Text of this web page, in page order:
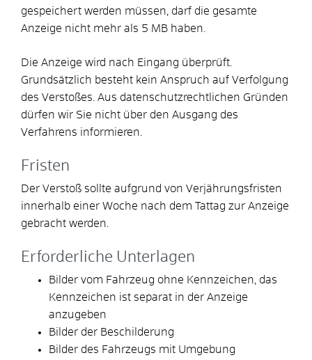
gespeichert werden müssen, darf die gesamte
Anzeige nicht mehr als 5 MB haben.
Die Anzeige wird nach Eingang überprüft.
Grundsätzlich besteht kein Anspruch auf Verfolgung
des Verstoßes. Aus datenschutzrechtlichen Gründen
dürfen wir Sie nicht über den Ausgang des
Verfahrens informieren.
Fristen
Der Verstoß sollte aufgrund von Verjährungsfristen
innerhalb einer Woche nach dem Tattag zur Anzeige
gebracht werden.
Erforderliche Unterlagen
Bilder vom Fahrzeug ohne Kennzeichen, das
Kennzeichen ist separat in der Anzeige
anzugeben
Bilder der Beschilderung
Bilder des Fahrzeugs mit Umgebung